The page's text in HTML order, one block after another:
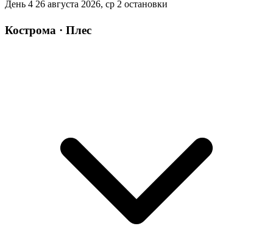
День 4 26 августа 2026, ср 2 остановки
Кострома · Плес